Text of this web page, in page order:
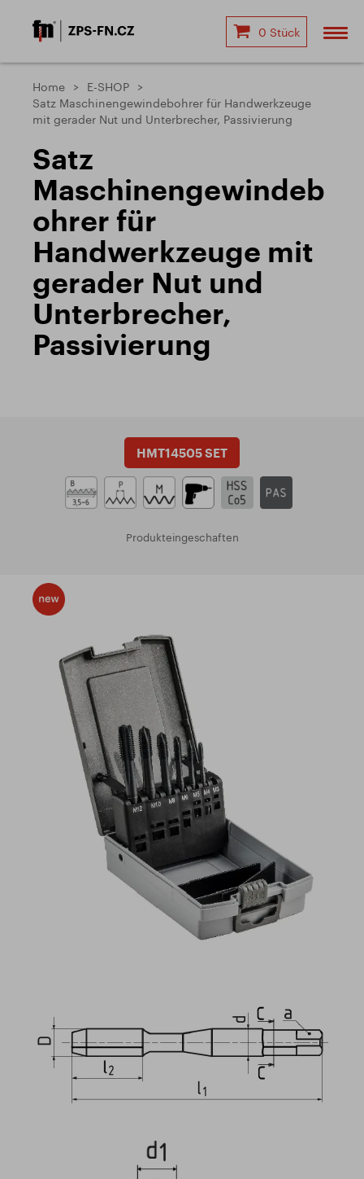
0 Stück
Home
E-SHOP
Satz Maschinengewindebohrer für Handwerkzeuge
mit gerader Nut und Unterbrecher, Passivierung
Satz
Maschinengewindeb
ohrer für
Handwerkzeuge mit
gerader Nut und
Unterbrecher,
Passivierung
HMT14505 SET
Produkteingeschaften